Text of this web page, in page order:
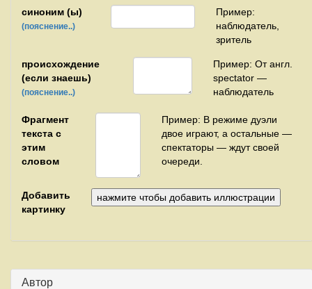
синоним (ы)
(пояснение..)
Пример:
наблюдатель,
зритель
происхождение
(если знаешь)
(пояснение..)
Пример: От англ.
spectator —
наблюдатель
Фрагмент
текста с
этим
словом
Пример: В режиме дуэли
двое играют, а остальные —
спектаторы — ждут своей
очереди.
Добавить
картинку
Автор